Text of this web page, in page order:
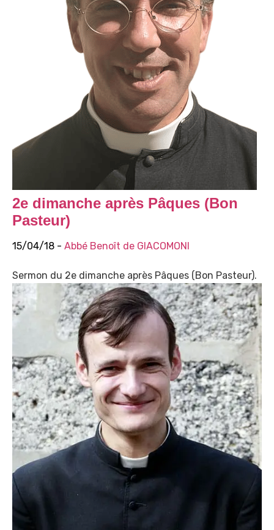
2e dimanche après Pâques (Bon
Pasteur)
15/04/18 - Abbé Benoît de GIACOMONI
Sermon du 2e dimanche après Pâques (Bon Pasteur).